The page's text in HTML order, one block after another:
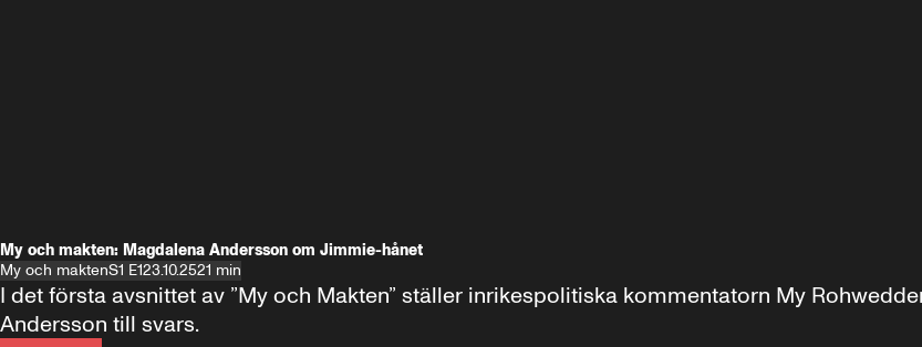
My och makten: Magdalena Andersson om Jimmie-hånet
My och maktenS1 E123.10.2521 min
I det första avsnittet av ”My och Makten” ställer inrikespolitiska kommentatorn My
Andersson till svars.